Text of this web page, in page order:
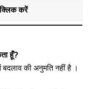
करें
हूँ?
की अनुमति नहीं है ।